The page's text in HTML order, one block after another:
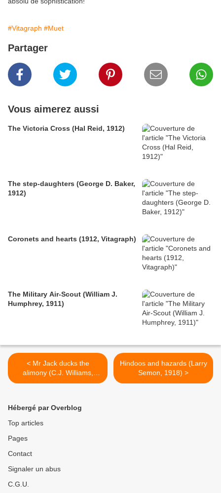
#Vitagraph #Muet
Partager
Vous aimerez aussi
The Victoria Cross (Hal Reid, 1912)
The step-daughters (George D. Baker,
1912)
Coronets and hearts (1912, Vitagraph)
The Military Air-Scout (William J.
Humphrey, 1911)
< Mr Jack ducks the
alimony (C.J. Williams,
1916)
Hindoos and hazards (Larry
Semon, 1918) >
Hébergé par Overblog
Top articles
Pages
Contact
Signaler un abus
C.G.U.